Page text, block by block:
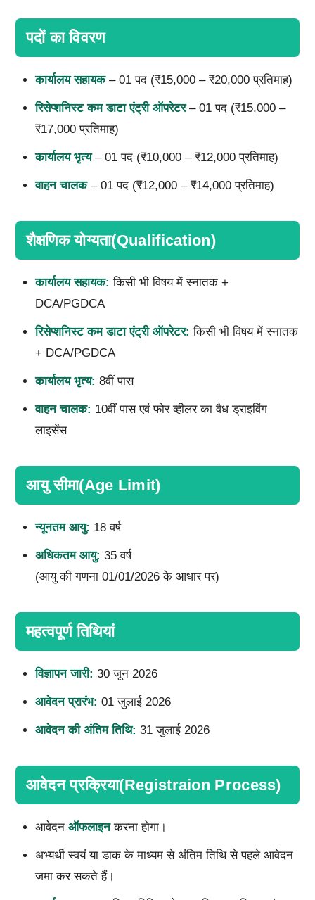
पदों का विवरण
कार्यालय सहायक– 01 पद (₹15,000 – ₹20,000 प्रतिमाह)
रिसेप्शनिस्ट कम डाटा एंट्री ऑपरेटर– 01 पद (₹15,000 –
₹17,000 प्रतिमाह)
कार्यालय भृत्य– 01 पद (₹10,000 – ₹12,000 प्रतिमाह)
वाहन चालक– 01 पद (₹12,000 – ₹14,000 प्रतिमाह)
शैक्षणिक योग्यता(Qualification)
कार्यालय सहायक: किसी भी विषय में स्नातक +
DCA/PGDCA
रिसेप्शनिस्ट कम डाटा एंट्री ऑपरेटर: किसी भी विषय में स्नातक
+ DCA/PGDCA
कार्यालय भृत्य: 8वीं पास
वाहन चालक: 10वीं पास एवं फोर व्हीलर का वैध ड्राइविंग
लाइसेंस
आयु सीमा(Age Limit)
न्यूनतम आयु: 18 वर्ष
अधिकतम आयु: 35 वर्ष
(आयु की गणना 01/01/2026 के आधार पर)
महत्वपूर्ण तिथियां
विज्ञापन जारी: 30 जून 2026
आवेदन प्रारंभ: 01 जुलाई 2026
आवेदन की अंतिम तिथि: 31 जुलाई 2026
आवेदन प्रक्रिया(Registraion Process)
आवेदन ऑफलाइनकरना होगा।
अभ्यर्थी स्वयं या डाक के माध्यम से अंतिम तिथि से पहले आवेदन
जमा कर सकते हैं।